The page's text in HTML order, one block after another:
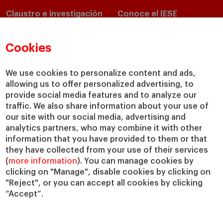
Cookies
We use cookies to personalize content and ads,
allowing us to offer personalized advertising, to
provide social media features and to analyze our
traffic. We also share information about your use of
our site with our social media, advertising and
analytics partners, who may combine it with other
information that you have provided to them or that
they have collected from your use of their services
(more information). You can manage cookies by
clicking on "Manage", disable cookies by clicking on
"Reject", or you can accept all cookies by clicking
“Accept”.
Claustro e investigación
Departamentos académicos
Cátedras
IESE Insight
IESE Publishing
Conoce el IESE
Nuestro impacto
Colabora con el IESE
Servicios
Biblioteca
Canal de Compliance
Capellanía
IESE Shop
Jobs @IESE
Préstamos y becas